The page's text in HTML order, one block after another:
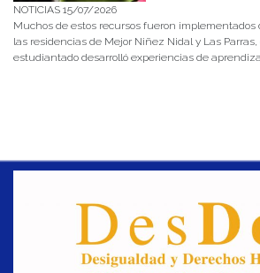
NOTICIAS 15/07/2026
Muchos de estos recursos fueron
las residencias de Mejor Niñez Nidal y Las
estudiantado desarrolló experiencias de